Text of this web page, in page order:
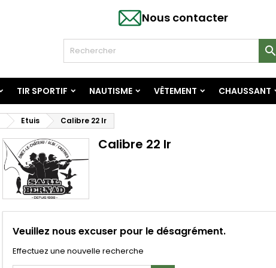
Nous contacter

TIR SPORTIF NAUTISME VÊTEMENT CHAUSSANT
Etuis Calibre 22 lr
Calibre 22 lr
Veuillez nous excuser pour le désagrément.
Effectuez une nouvelle recherche